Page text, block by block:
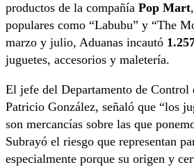
productos de la compañía Pop Mart
populares como “Labubu” y “The
marzo y julio, Aduanas incautó
juguetes, accesorios y maletería.
El jefe del Departamento de
Patricio González, señaló que “los
son mercancías sobre las que
Subrayó el riesgo que representan
especialmente porque su origen y